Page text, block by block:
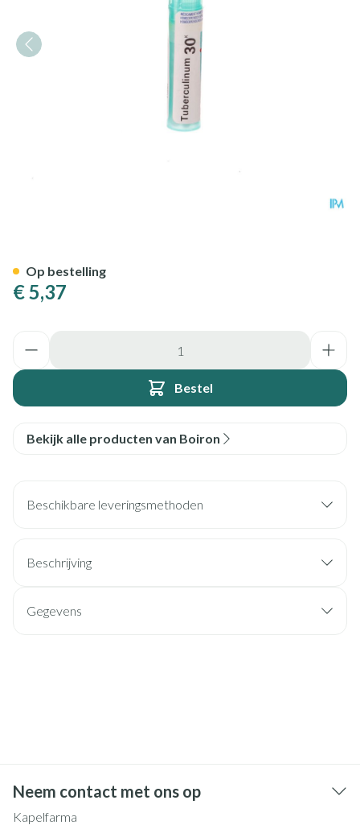
€ 5,37
Bestel
Op bestelling
Bekijk alle producten van Boiron
Beschikbare leveringsmethoden
Beschrijving
Gegevens
Neem contact met ons op
Kapelfarma